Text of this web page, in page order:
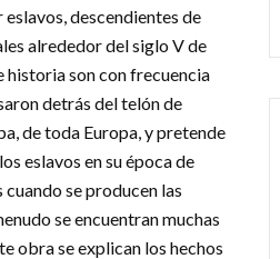
descendientes de
alrededor del siglo V de
historia son con frecuencia
detrás del telón de
de toda Europa, y pretende
eslavos en su época de
se producen las
se encuentran muchas
obra se explican los hechos